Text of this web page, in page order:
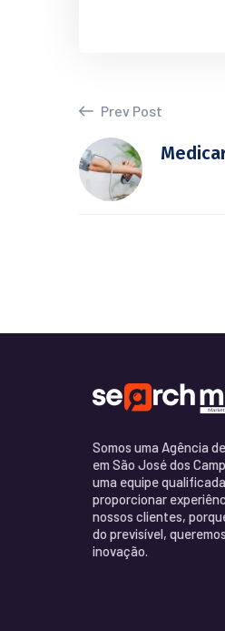
Prev Post
Somos uma Agência
em São José dos
uma equipe
proporcionar
nossos clientes,
do previsível,
inovação.